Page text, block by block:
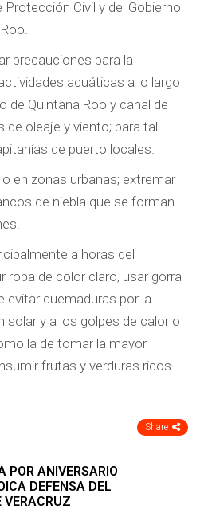
Civil y del Gobierno
precauciones para la
acuáticas a lo largo
de Quintana Roo y canal de
oleaje y viento; para tal
de puerto locales.
en zonas urbanas; extremar
de niebla que se forman
a horas del
ropa de color claro, usar gorra
evitar quemaduras por la
solar y a los golpes de calor o
la de tomar la mayor
frutas y verduras ricos
Share
POR ANIVERSARIO
DEFENSA DEL
VERACRUZ